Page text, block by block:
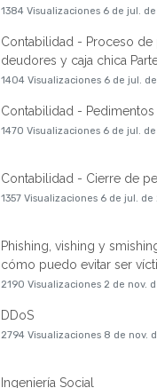
1384 Visualizaciones 6 de jul. de
Contabilidad - Proceso de
deudores y caja chica
1404 Visualizaciones 6 de jul.
Contabilidad - Pedimentos
1470 Visualizaciones 6 de jul. de
Contabilidad - Cierre de
1357 Visualizaciones 6 de jul. de
Phishing, vishing y
cómo puedo evitar ser
2190 Visualizaciones 2 de nov.
DDoS
2794 Visualizaciones 8 de nov.
Ingeniería Social